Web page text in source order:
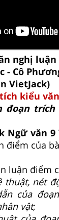
nghị
- Cô
VietJack)
kiểu
đoạn trích
Ngữ văn
điểm của
luận điểm
thuật, nét
của
vật;